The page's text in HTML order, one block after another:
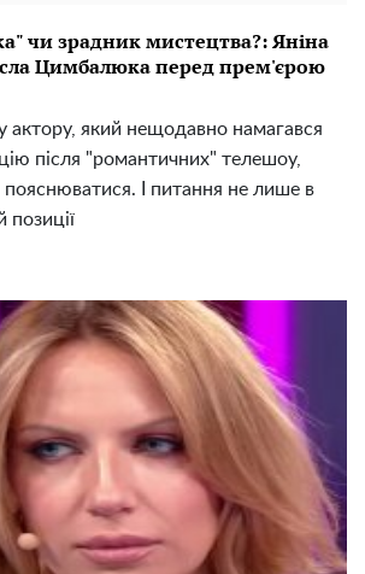
чи зрадник мистецтва?: Яніна
Цимбалюка перед прем'єрою
актору, який нещодавно намагався
після "романтичних" телешоу,
пояснюватися. І питання не лише в
позиції